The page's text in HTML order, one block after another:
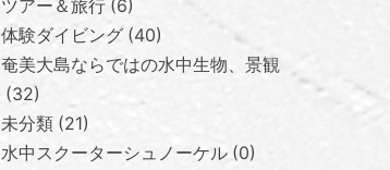
ツアー＆旅行 6
体験ダイビング 40
奄美大島ならではの水中生物、景観
32
未分類 21
水中スクーターシュノーケル 0